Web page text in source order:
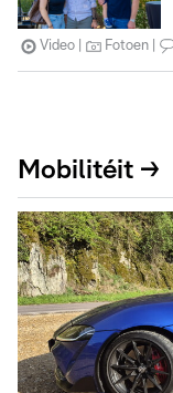
Video Fotoen
Mobilitéit →